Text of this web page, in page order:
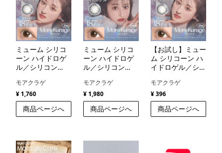
ミューム シリコ
ーン ハイドロゲ
ル／シリコン
hydrogel）
モアクラゲ
¥ 1,760
商品ページへ
ミューム シリコ
ーン ハイドロゲ
ル／シリコン
hydrogel）
モアクラゲ
¥ 1,980
商品ページへ
【お試し】ミュー
ム シリコーン ハ
イドロゲル／シリ
silicone
hydrogel）
モアクラゲ
¥ 396
商品ページへ